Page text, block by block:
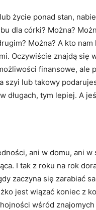
życie ponad stan,
dla córki? Można?
Można? A kto
Oczywiście znajdą się
finansowe, ale
szyi lub takowy
długach, tym lepiej. A
ani w domu, ani
I tak z roku na rok
zaczyna się zarabiać
jest wiązać koniec z
wśród znajomych